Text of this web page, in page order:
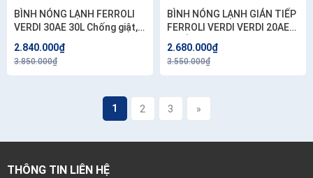
BÌNH NÓNG LẠNH FERROLI
VERDI 30AE 30L Chống giật,
Công lắp 200.000 .
2.840.000₫
3.850.000₫
BÌNH NÓNG LẠNH GIÁN TIẾP
FERROLI VERDI VERDI 20AE
40cm . Công lắp 200.000 .
2.680.000₫
3.550.000₫
1 2 3 »
THÔNG TIN LIÊN HỆ